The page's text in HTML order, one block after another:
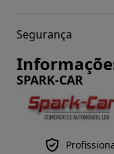
Segurança
SPARK-CAR